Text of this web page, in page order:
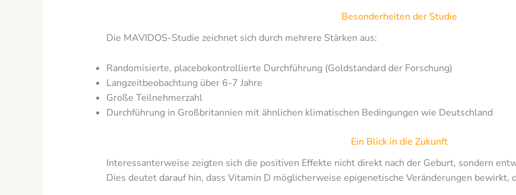
Besonderheiten der Studie
Die MAVIDOS-Studie zeichnet sich durch mehrere Stärken aus:
Randomisierte, placebokontrollierte Durchführung (Goldstandard der Forschung)
Langzeitbeobachtung über 6-7 Jahre
Große Teilnehmerzahl
Durchführung in Großbritannien mit ähnlichen klimatischen Bedingungen wie Deutschland
Ein Blick in die Zukunft
Interessanterweise zeigten sich die positiven Effekte nicht direkt nach der Geburt, sondern
Dies deutet darauf hin, dass Vitamin D möglicherweise epigenetische Veränderungen bewirkt,